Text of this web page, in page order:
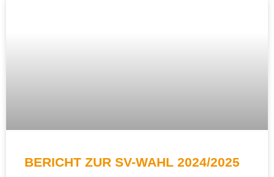
BERICHT ZUR SV-WAHL 2024/2025